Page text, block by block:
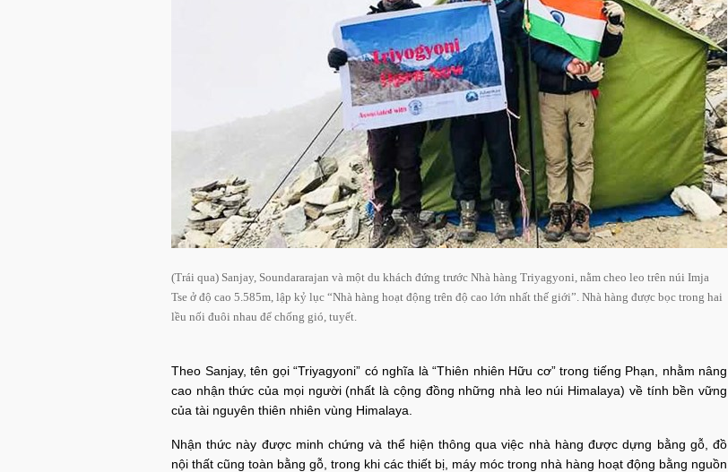
(Trái qua) Sanjay, Soundararajan và một du khách đứng trước Nhà hàng Triyagyoni, nằm cheo leo trên núi Imja
Tse ở độ cao 5.585m, lập kỷ lục “Nhà hàng hoạt động trên độ cao lớn nhất thế giới”. Nhà hàng được bọc trong hai
lều nối đuôi nhau để chống gió, tuyết.
Theo Sanjay, tên gọi “Triyagyoni” có nghĩa là “Thiên nhiên Hữu cơ” trong tiếng Phạn, nhằm nâng
cao nhận thức của mọi người (nhất là cộng đồng những nhà leo núi Himalaya) về tính bền vững
của tài nguyên thiên nhiên vùng Himalaya.
Nhận thức này được minh chứng và thể hiện thông qua việc nhà hàng được dựng bằng gỗ, đồ
nội thất cũng toàn bằng gỗ, trong khi các thiết bị, máy móc trong nhà hàng hoạt động bằng nguồn